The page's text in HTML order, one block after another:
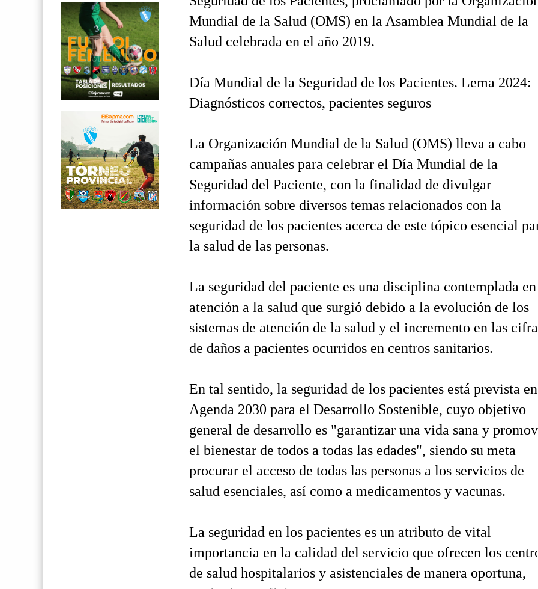
Mundial de la Salud (OMS) en la Asamblea Mundial de la
Salud celebrada en el año 2019.
Día Mundial de la Seguridad de los Pacientes. Lema 2024:
Diagnósticos correctos, pacientes seguros
La Organización Mundial de la Salud (OMS) lleva a cabo
campañas anuales para celebrar el Día Mundial de la
Seguridad del Paciente, con la finalidad de divulgar
información sobre diversos temas relacionados con la
seguridad de los pacientes acerca de este tópico esencial
la salud de las personas.
La seguridad del paciente es una disciplina contemplada
atención a la salud que surgió debido a la evolución de los
sistemas de atención de la salud y el incremento en las
de daños a pacientes ocurridos en centros sanitarios.
En tal sentido, la seguridad de los pacientes está prevista
Agenda 2030 para el Desarrollo Sostenible, cuyo objetivo
general de desarrollo es "garantizar una vida sana y
el bienestar de todos a todas las edades", siendo su meta
procurar el acceso de todas las personas a los servicios de
salud esenciales, así como a medicamentos y vacunas.
La seguridad en los pacientes es un atributo de vital
importancia en la calidad del servicio que ofrecen los
de salud hospitalarios y asistenciales de manera oportuna,